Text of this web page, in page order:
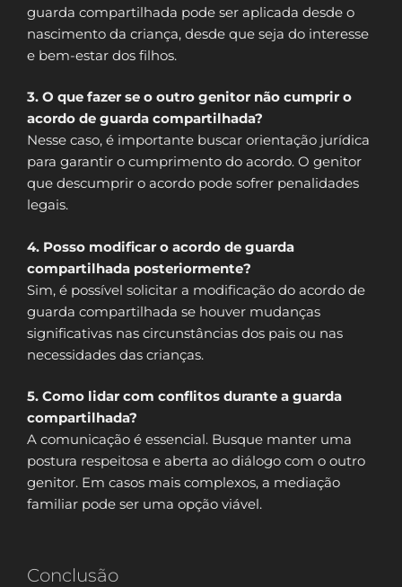
guarda compartilhada pode ser aplicada desde o
nascimento da criança, desde que seja do interesse
e bem-estar dos filhos.
3. O que fazer se o outro genitor não cumprir o
acordo de guarda compartilhada?
Nesse caso, é importante buscar orientação jurídica
para garantir o cumprimento do acordo. O genitor
que descumprir o acordo pode sofrer penalidades
legais.
4. Posso modificar o acordo de guarda
compartilhada posteriormente?
Sim, é possível solicitar a modificação do acordo de
guarda compartilhada se houver mudanças
significativas nas circunstâncias dos pais ou nas
necessidades das crianças.
5. Como lidar com conflitos durante a guarda
compartilhada?
A comunicação é essencial. Busque manter uma
postura respeitosa e aberta ao diálogo com o outro
genitor. Em casos mais complexos, a mediação
familiar pode ser uma opção viável.
Conclusão